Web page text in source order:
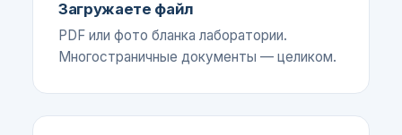
Загружаете файл
PDF или фото бланка лаборатории.
Многостраничные документы — целиком.